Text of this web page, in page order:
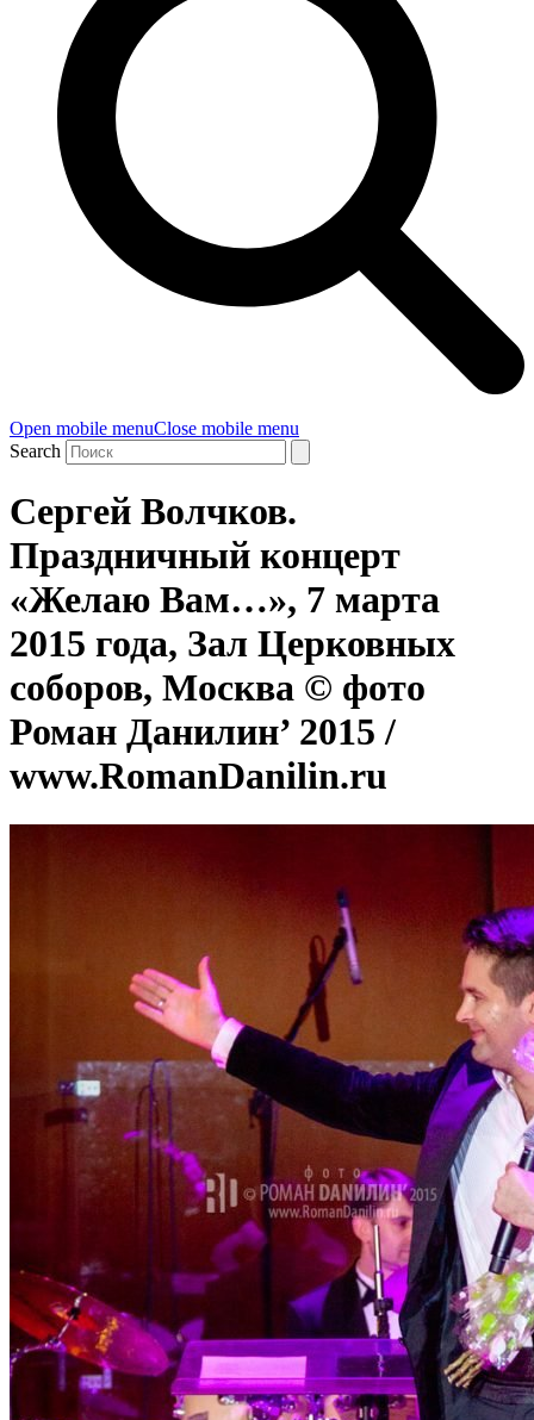
Open mobile menuClose mobile menu
Search
Сергей Волчков.
Праздничный концерт
«Желаю Вам…», 7 марта
2015 года, Зал Церковных
соборов, Москва © фото
Роман Данилин’ 2015 /
www.RomanDanilin.ru